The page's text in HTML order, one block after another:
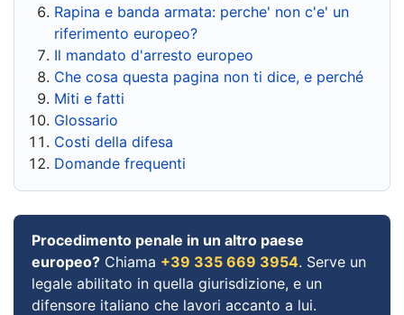
Rapina e banda armata: perche' non c'e' un
riferimento europeo?
Il mandato d'arresto europeo
Che cosa questa pagina non ti dice, e perché
Miti e fatti
Glossario
Costi della difesa
Domande frequenti
Procedimento penale in un altro paese
europeo? Chiama +39 335 669 3954. Serve un
legale abilitato in quella giurisdizione, e un
difensore italiano che lavori accanto a lui.